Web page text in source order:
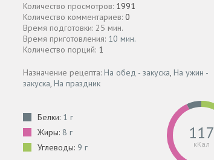
Количество просмотров: 1991
Количество комментариев: 0
Время подготовки: 25 мин.
Время приготовления: 10 мин.
Количество порций: 1
Назначение рецепта: На обед - закуска, На ужин -
закуска, На праздник
Белки: 1 г
Жиры: 8 г
Углеводы: 9 г
117
кКал